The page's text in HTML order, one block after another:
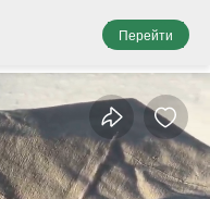
Перейти